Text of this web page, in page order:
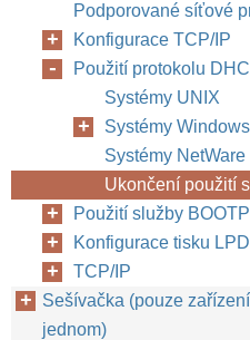
Podporované síťové
Konfigurace TCP/IP
Použití protokolu
Systémy UNIX
Systémy Windows
Systémy NetWare
Ukončení použití
Použití služby BOOTP
Konfigurace tisku LPD
TCP/IP
Sešívačka (pouze
jednom)